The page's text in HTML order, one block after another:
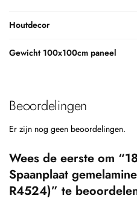
Houtdecor
Gewicht 100x100cm paneel
Beoordelingen
Er zijn nog geen beoordelingen.
Wees de eerste om
Spaanplaat
R4524)” te